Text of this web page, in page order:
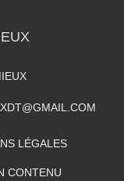
LÉGALES
CONTENU